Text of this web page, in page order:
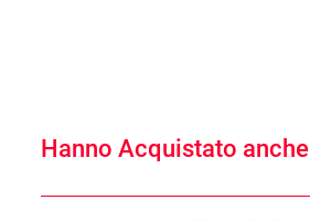
Hanno Acquistato anche